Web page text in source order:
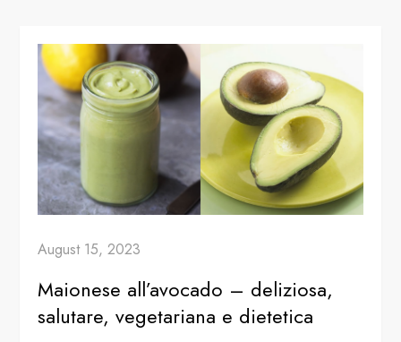
August 15, 2023
Maionese all’avocado – deliziosa,
salutare, vegetariana e dietetica